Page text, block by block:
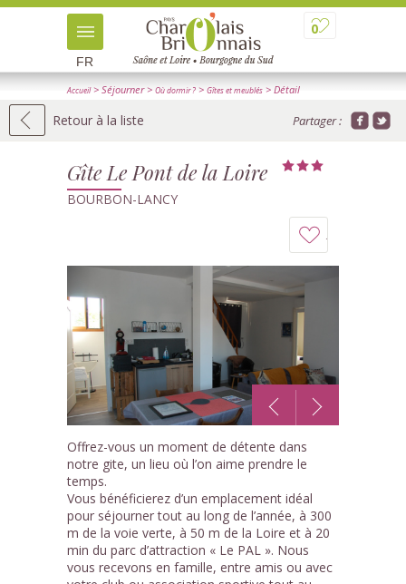
0
FR
Accueil> Séjourner> Où dormir ? > Gîtes et meublés > Détail
Retour à la liste Partager :
Gîte Le Pont de la Loire
BOURBON-LANCY
à
1 /5
Offrez-vous un moment de détente dans
notre gite, un lieu où l’on aime prendre le
temps.
Vous bénéficierez d’un emplacement idéal
pour séjourner tout au long de l’année, à 300
m de la voie verte, à 50 m de la Loire et à 20
min du parc d’attraction « Le PAL ». Nous
vous recevons en famille, entre amis ou avec